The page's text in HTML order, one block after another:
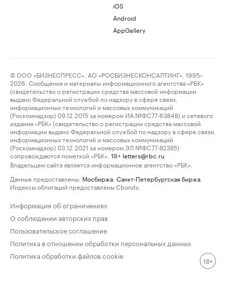
iOS
Android
AppGallery
© ООО «БИЗНЕСПРЕСС», АО «РОСБИЗНЕСКОНСАЛТИНГ», 1995–
2026. Сообщения и материалы информационного агентства «РБК»
(свидетельство о регистрации средства массовой информации
выдано Федеральной службой по надзору в сфере связи,
информационных технологий и массовых коммуникаций
(Роскомнадзор) 09.12.2015 за номером ИА №ФС77-63848) и сетевого
издания «РБК» (свидетельство о регистрации средства массовой
информации выдано Федеральной службой по надзору в сфере связи,
информационных технологий и массовых коммуникаций
(Роскомнадзор) 03.12.2021 за номером ЭЛ №ФС77-82385)
сопровождаются пометкой «РБК».
18+ letters@rbc.ru
Владельцем сайта является информационное агентство «РБК».
Данные предоставлены: Мосбиржа Санкт-Петербургская биржа
Индексы облигаций предоставлены Cbonds.
Информация об ограничениях
О соблюдении авторских прав
Пользовательское соглашение
Политика в отношении обработки персональных данных
Политика обработки файлов cookie
18+